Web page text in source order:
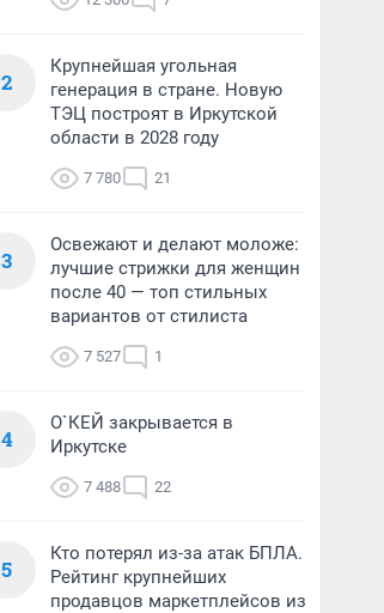
2
Крупнейшая угольная
генерация в стране. Новую
ТЭЦ построят в Иркутской
области в 2028 году
7 780 21
3
Освежают и делают моложе:
лучшие стрижки для женщин
после 40 — топ стильных
вариантов от стилиста
7 527 1
4
О`КЕЙ закрывается в
Иркутске
7 488 22
5
Кто потерял из-за атак БПЛА.
Рейтинг крупнейших
продавцов маркетплейсов из